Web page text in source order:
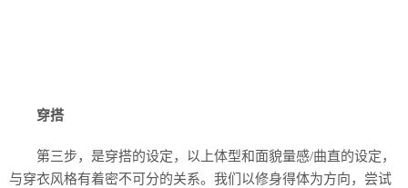
穿搭
第三步，是穿搭的设定，以上体型和面貌量感/曲直的设定，
与穿衣风格有着密不可分的关系。我们以修身得体为方向，尝试